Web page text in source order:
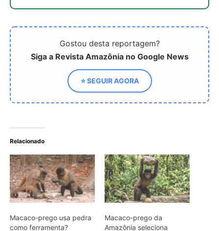
Gostou desta reportagem?
Siga a Revista Amazônia no Google News
⭐ SEGUIR AGORA
Relacionado
Macaco-prego usa pedra
como ferramenta?
Macaco-prego da
Amazônia seleciona